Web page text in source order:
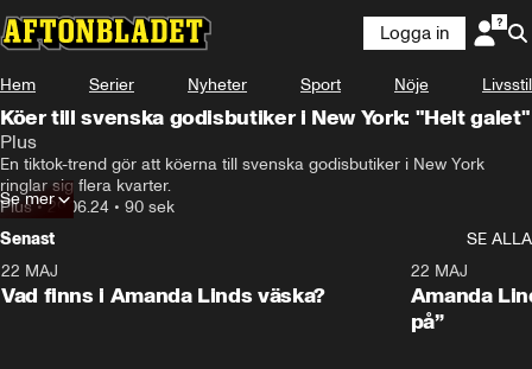
Logga in
Hem Serier Nyheter Sport Nöje Livsstil
Köer till svenska godisbutiker i New York: "Helt galet"
Plus
En tiktok-trend gör att köerna till svenska godisbutiker i New York
ringlar sig flera kvarter.
Plus•29.06.24 • 90 sek
Se mer
Senast
SE ALLA
Plus
22 MAJ
Vad finns i Amanda Linds väska?
Plus
22 MAJ
Amanda
på”